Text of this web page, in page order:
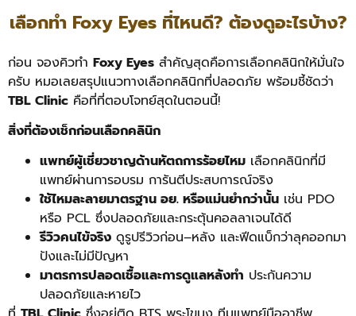
เลือกทำ Foxy Eyes ที่ไหนดี? ต้องดูอะไรบ้าง?
ก่อน จองคิวทำ Foxy Eyes สำคัญสุดคือการเลือกคลินิกให้มั่นใจ
ครับ หมอเลยสรุปแนวทางเลือกคลินิกที่ปลอดภัย พร้อมชี้ชัดว่า
TBL Clinic คือที่ที่ตอบโจทย์สุดในตอนนี้!
สิ่งที่ต้องเช็กก่อนเลือกคลินิก
แพทย์ผู้เชี่ยวชาญด้านหัตถการร้อยไหม เลือกคลินิกที่มี
แพทย์ผ่านการอบรม การันตีประสบการณ์จริง
ใช้ไหมละลายมาตรฐาน อย. หรือแม่นยำกว่านั้น เช่น PDO
หรือ PCL ซึ่งปลอดภัยและกระตุ้นคอลลาเจนได้ดี
รีวิวคนไข้จริง ดูรูปรีวิวก่อน–หลัง และฟีดแบ็กว่าลุคออกมา
ปังและไม่มีปัญหา
มาตรการปลอดเชื้อและการดูแลหลังทำ ประกันความ
ปลอดภัยและหายไว